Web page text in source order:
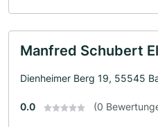
Manfred Schubert
Dienheimer Berg 19, 55545
0.0 (0